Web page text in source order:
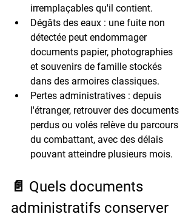
irremplaçables qu'il contient.
Dégâts des eaux : une fuite non
détectée peut endommager
documents papier, photographies
et souvenirs de famille stockés
dans des armoires classiques.
Pertes administratives : depuis
l'étranger, retrouver des documents
perdus ou volés relève du parcours
du combattant, avec des délais
pouvant atteindre plusieurs mois.
📄 Quels documents
administratifs conserver